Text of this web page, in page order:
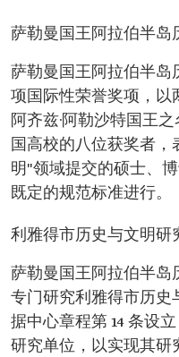
萨勒曼国王阿拉伯半岛
萨勒曼国王阿拉伯半岛
项国际性荣誉奖项，以
阿齐兹·阿勒沙特国王
国高校的八位获奖者
明"领域提交的硕士、
既定的规范标准进行。
利雅得市历史与文明研
萨勒曼国王阿拉伯半岛
专门研究利雅得市历史
据中心章程第 14 条设
研究单位，以实现其研